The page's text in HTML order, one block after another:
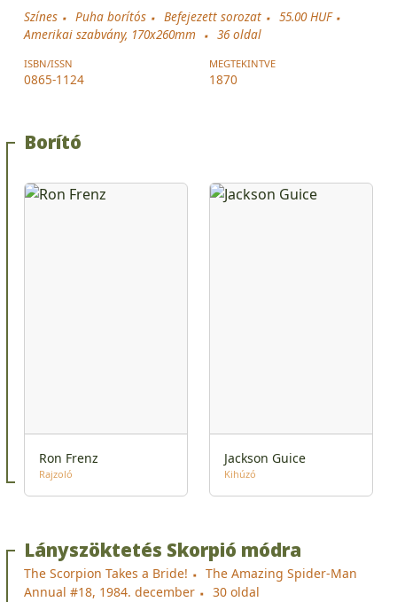
Színes Puha borítós Befejezett sorozat
55.00 HUF
Amerikai szabvány, 170x260mm
36oldal
ISBN/ISSN
0865-1124
MEGTEKINTVE
1870
Borító
Ron Frenz
Rajzoló
Jackson Guice
Kihúzó
Lányszöktetés Skorpió módra
The Scorpion Takes a Bride!
The Amazing Spider-Man
Annual #18, 1984. december
30 oldal